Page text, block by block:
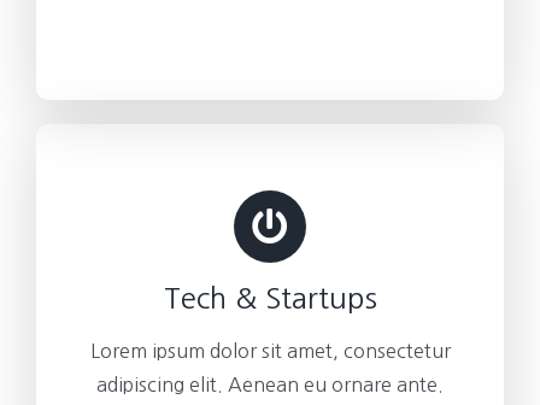
Tech & Startups
Lorem ipsum dolor sit amet, consectetur
adipiscing elit. Aenean eu ornare ante.